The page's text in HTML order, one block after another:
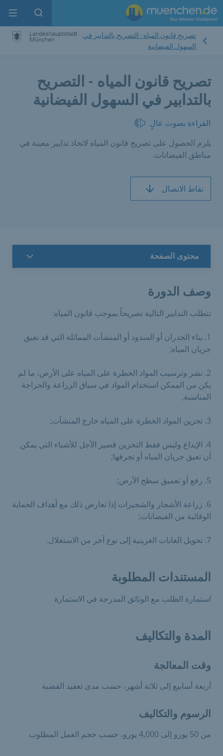
search
تصريح قانون المياه - التصريح بالتدابير في
السهول الفيضانية
تصريح قانون المياه - التصريح
بالتدابير في السهول الفيضانية
القراءة بصوت عالٍ
يلزم الحصول على تصريح قانون المياه لاتخاذ تدابير معينة في
مناطق الفيضانات.
نقاط الاتصال
محتوى الصفحة
وصف الدورة
تتطلب التدابير التالية تصريحاً بموجب قانون المياه:
1. بناء الجدران أو السدود أو المنشآت المماثلة التي قد تعيق
جريان المياه;
2. نشر وترسيب المواد الخطرة على المياه على الأرض، ما لم
يكن من الممكن استخدام المواد في سياق الزراعة والحراجة
المناسبة,
3. تخزين المواد الخطرة على المياه خارج المنشآت;
4. الإيداع وليس فقط التخزين قصير الأجل للأشياء التي يمكن
أن تعيق جريان المياه أو تجرفها;
5. رفع أو تعميق سطح الأرض;
6. زراعة الأشجار والشجيرات إذا تعارض ذلك مع أهداف الحماية
الوقائية من الفيضانات;
7. تحويل الغابات الغرينية إلى نوع آخر من الاستغلال.
المستندات المطلوبة
استمارة الطلب مع الوثائق المدرجة في الاستمارة
المدة والتكاليف
وقت المعالجة
أربعة أسابيع إلى ثلاثة أشهر، حسب مدى تعقيد القضية
الرسوم والتكاليف
من 50 يورو إلى 4,000 يورو، حسب حجم العمل المطلوب